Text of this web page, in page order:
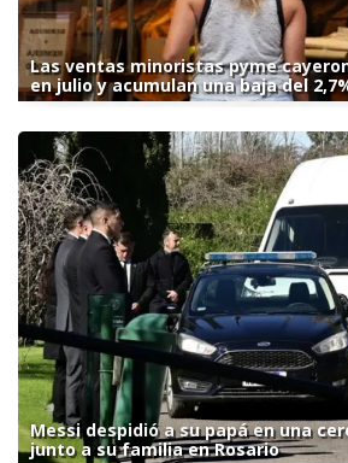
Las ventas minoristas pyme
en julio y acumulan una baja del
Messi despidió a su papá en una
junto a su familia en Rosario